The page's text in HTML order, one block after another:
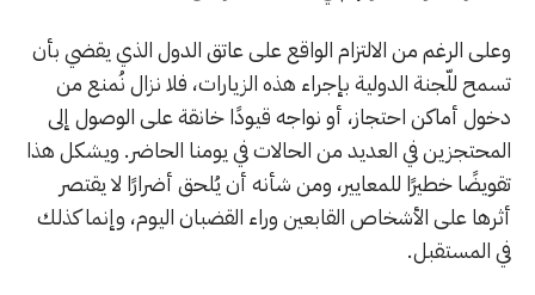
وعلى الرغم من الالتزام الواقع على عاتق الدول الذي يقضي بأن
تسمح للّجنة الدولية بإجراء هذه الزيارات، فلا نزال نُمنع من
دخول أماكن احتجاز، أو نواجه قيودًا خانقة على الوصول إلى
المحتجزين في العديد من الحالات في يومنا الحاضر. ويشكل هذا
تقويضًا خطيرًا للمعايير، ومن شأنه أن يُلحق أضرارًا لا يقتصر
أثرها على الأشخاص القابعين وراء القضبان اليوم، وإنما كذلك
في المستقبل.